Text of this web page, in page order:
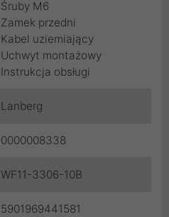
Śruby M6
Zamek przedni
Kabel uziemiający
Uchwyt montażowy
Instrukcja obsługi
Lanberg
0000008338
WF11-3306-10B
5901969441581